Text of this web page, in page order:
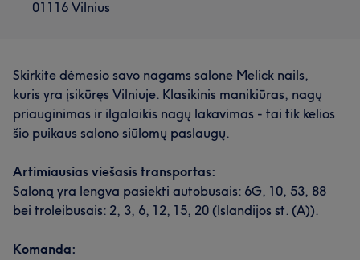
01116 Vilnius
Skirkite dėmesio savo nagams salone Melick nails,
kuris yra įsikūręs Vilniuje. Klasikinis manikiūras, nagų
priauginimas ir ilgalaikis nagų lakavimas - tai tik kelios
šio puikaus salono siūlomų paslaugų.
Artimiausias viešasis transportas:
Saloną yra lengva pasiekti autobusais: 6G, 10, 53, 88
bei troleibusais: 2, 3, 6, 12, 15, 20 (Islandijos st. (A)).
Komanda: